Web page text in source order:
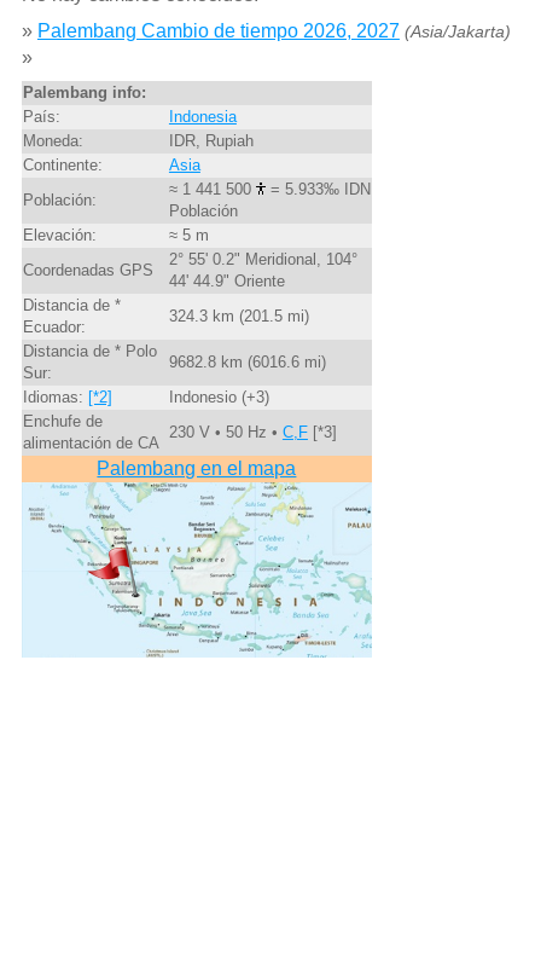
» Palembang Cambio de tiempo 2026, 2027 (Asia/Jakarta)
»
Palembang info:
País:
Indonesia
Moneda:
IDR, Rupiah
Continente:
Asia
Población:
≈ 1 441 500
= 5.933‰ IDN
Población
Elevación:
≈ 5 m
Coordenadas GPS
2° 55' 0.2" Meridional, 104°
44' 44.9" Oriente
Distancia de *
Ecuador:
324.3 km (201.5 mi)
Distancia de * Polo
Sur:
9682.8 km (6016.6 mi)
Idiomas: [*2]
Indonesio (+3)
Enchufe de
alimentación de CA
230 V • 50 Hz • C,F[*3]
Palembang en el mapa